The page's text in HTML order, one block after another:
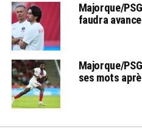
Majorque/
faudra
Majorque/
ses mots